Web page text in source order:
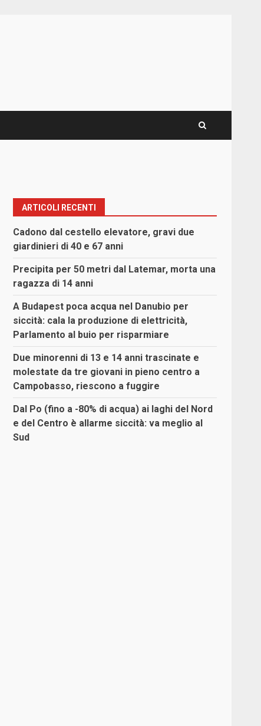
ARTICOLI RECENTI
Cadono dal cestello elevatore, gravi due
giardinieri di 40 e 67 anni
Precipita per 50 metri dal Latemar, morta una
ragazza di 14 anni
A Budapest poca acqua nel Danubio per
siccità: cala la produzione di elettricità,
Parlamento al buio per risparmiare
Due minorenni di 13 e 14 anni trascinate e
molestate da tre giovani in pieno centro a
Campobasso, riescono a fuggire
Dal Po (fino a -80% di acqua) ai laghi del Nord
e del Centro è allarme siccità: va meglio al
Sud